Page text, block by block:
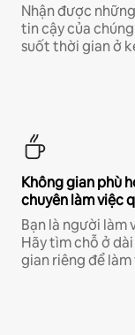
Nhận được
tin cậy của
suốt thời gian ở
Không gian phù
chuyên làm việc
Bạn là người làm
Hãy tìm chỗ ở
gian riêng để làm